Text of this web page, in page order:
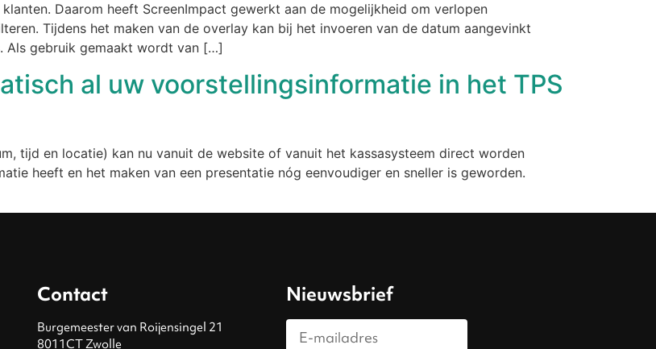
Daarom heeft ScreenImpact gewerkt aan de mogelijkheid om verlopen
Tijdens het maken van de overlay kan bij het invoeren van de datum aangevinkt
Als gebruik gemaakt wordt van […]
al uw voorstellingsinformatie in het TPS
tijd en locatie) kan nu vanuit de website of vanuit het kassasysteem direct worden
heeft en het maken van een presentatie nóg eenvoudiger en sneller is geworden.
Contact
Burgemeester van Roijensingel 21
8011CT Zwolle
Nieuwsbrief